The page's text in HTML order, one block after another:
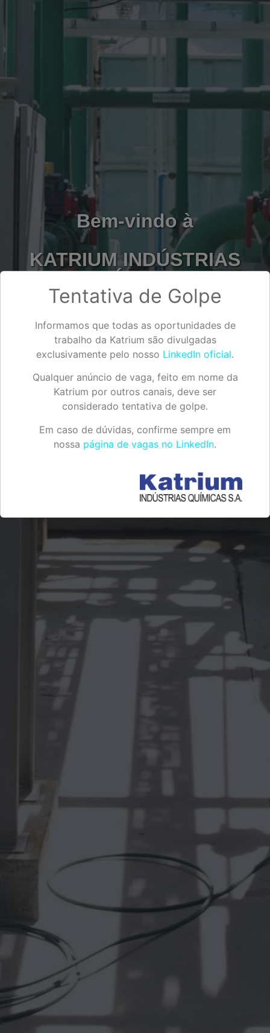
Bem-vindo à
KATRIUM INDÚSTRIAS
QUÍMICAS
Tentativa de Golpe
Informamos que todas as oportunidades de
trabalho da Katrium são divulgadas
exclusivamente pelo nosso LinkedIn oficial.
Qualquer anúncio de vaga, feito em nome da
Katrium por outros canais, deve ser
considerado tentativa de golpe.
Em caso de dúvidas, confirme sempre em
nossa página de vagas no LinkedIn.
SAIBA MAIS SOBRE A EMPRESA